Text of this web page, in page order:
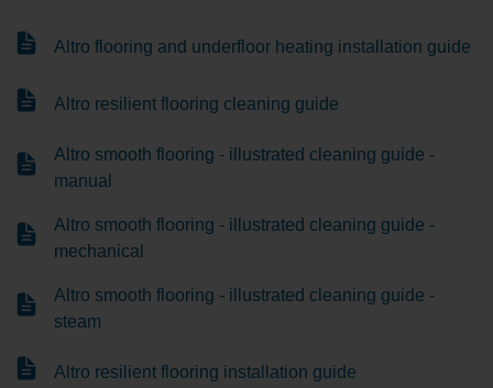
Altro flooring and underfloor heating installation guide
Altro resilient flooring cleaning guide
Altro smooth flooring - illustrated cleaning guide -
manual
Altro smooth flooring - illustrated cleaning guide -
mechanical
Altro smooth flooring - illustrated cleaning guide -
steam
Altro resilient flooring installation guide